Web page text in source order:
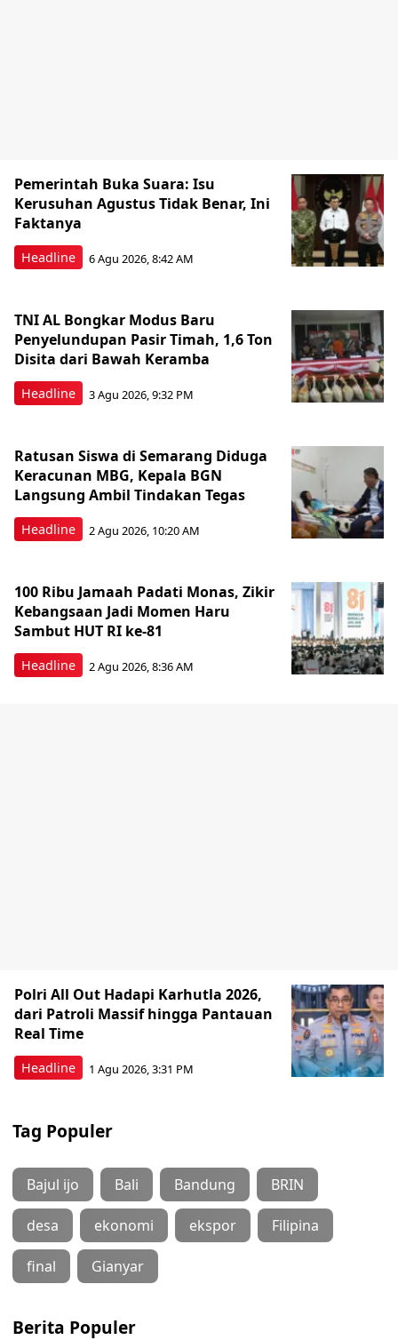
Headline
Pemerintah Buka Suara: Isu
Kerusuhan Agustus Tidak Benar, Ini
Faktanya
6 Agu 2026, 8:42 AM
Headline
TNI AL Bongkar Modus Baru
Penyelundupan Pasir Timah, 1,6 Ton
Disita dari Bawah Keramba
3 Agu 2026, 9:32 PM
Headline
Ratusan Siswa di Semarang Diduga
Keracunan MBG, Kepala BGN
Langsung Ambil Tindakan Tegas
2 Agu 2026, 10:20 AM
Headline
100 Ribu Jamaah Padati Monas, Zikir
Kebangsaan Jadi Momen Haru
Sambut HUT RI ke-81
2 Agu 2026, 8:36 AM
Headline
Polri All Out Hadapi Karhutla 2026,
dari Patroli Massif hingga Pantauan
Real Time
1 Agu 2026, 3:31 PM
Tag Populer
Bajul ijo Bali Bandung BRIN
desa ekonomi ekspor Filipina
final Gianyar
Berita Populer